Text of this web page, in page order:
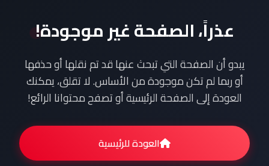
عذراً، الصفحة غير موجودة!
يبدو أن الصفحة التي تبحث عنها قد تم نقلها أو حذفها
أو ربما لم تكن موجودة من الأساس. لا تقلق، يمكنك
العودة إلى الصفحة الرئيسية أو تصفح محتوانا الرائع!
العودة للرئيسية